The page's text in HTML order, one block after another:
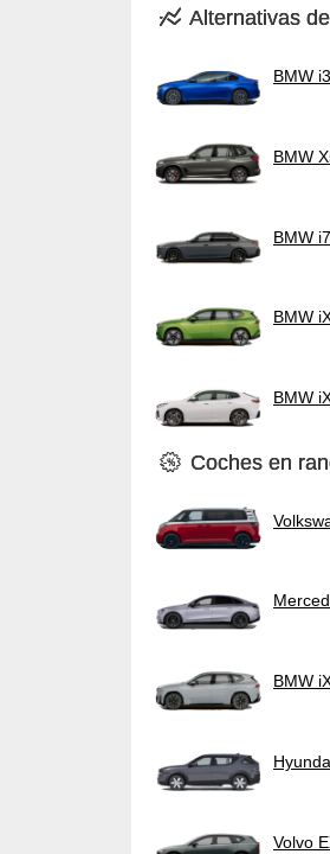
Alternativas
BMW
BMW
BMW
BMW
BMW
Coches en
BMW
Volvo